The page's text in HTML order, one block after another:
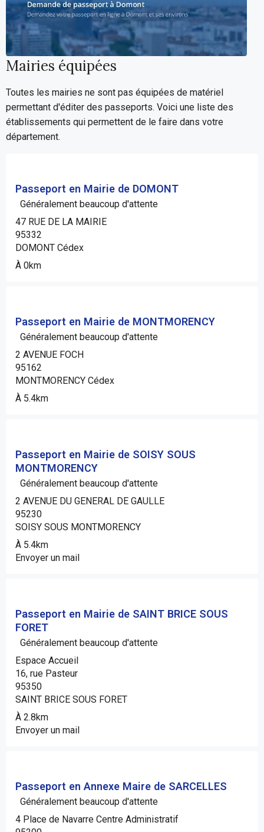
Mairies équipées
Toutes les mairies ne sont pas équipées de matériel
permettant d'éditer des passeports. Voici une liste des
établissements qui permettent de le faire dans votre
département.
Passeport en Mairie de DOMONT
Généralement beaucoup d'attente
47 RUE DE LA MAIRIE
95332
DOMONT Cédex
À 0km
Passeport en Mairie de MONTMORENCY
Généralement beaucoup d'attente
2 AVENUE FOCH
95162
MONTMORENCY Cédex
À 5.4km
Passeport en Mairie de SOISY SOUS
MONTMORENCY
Généralement beaucoup d'attente
2 AVENUE DU GENERAL DE GAULLE
95230
SOISY SOUS MONTMORENCY
À 5.4km
Envoyer un mail
Passeport en Mairie de SAINT BRICE SOUS
FORET
Généralement beaucoup d'attente
Espace Accueil
16, rue Pasteur
95350
SAINT BRICE SOUS FORET
À 2.8km
Envoyer un mail
Passeport en Annexe Maire de SARCELLES
Généralement beaucoup d'attente
4 Place de Navarre Centre Administratif